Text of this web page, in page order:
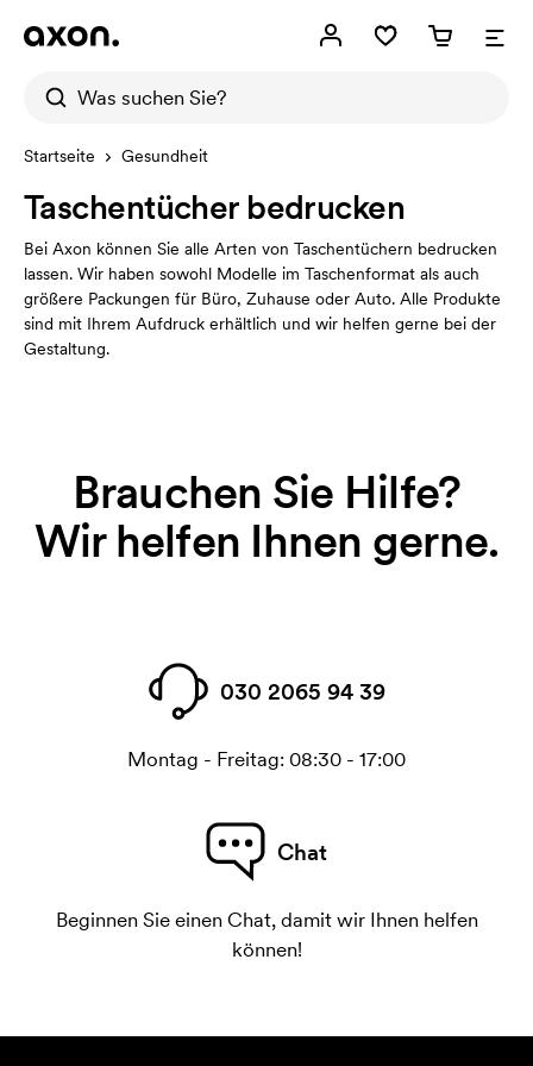
Startseite Gesundheit
Taschentücher bedrucken
Bei Axon können Sie alle Arten von Taschentüchern bedrucken
lassen. Wir haben sowohl Modelle im Taschenformat als auch
größere Packungen für Büro, Zuhause oder Auto. Alle Produkte
sind mit Ihrem Aufdruck erhältlich und wir helfen gerne bei der
Gestaltung.
Brauchen Sie Hilfe?
Wir helfen Ihnen gerne.
030 2065 94 39
Montag - Freitag: 08:30 - 17:00
Chat
Beginnen Sie einen Chat, damit wir Ihnen helfen
können!